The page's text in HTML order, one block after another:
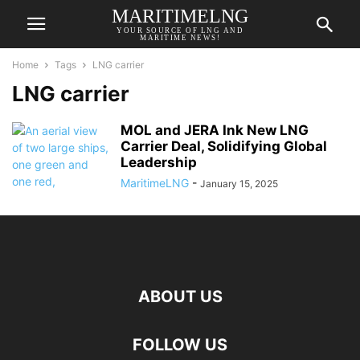
MARITIMELNG
YOUR SOURCE OF LNG AND
MARITIME NEWS!
Home Tags LNG carrier
LNG carrier
MOL and JERA Ink New LNG
Carrier Deal, Solidifying Global
Leadership
MaritimeLNG - January 15, 2025
ABOUT US
FOLLOW US